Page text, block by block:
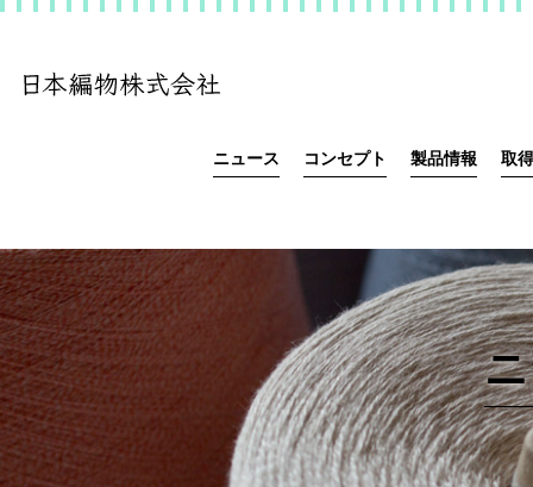
ニュース コンセプト 製品情報 取